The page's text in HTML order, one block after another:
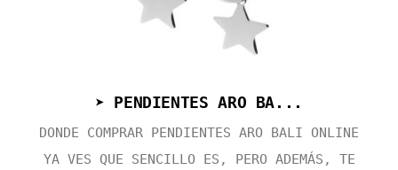
➤ PENDIENTES ARO BA...
DONDE COMPRAR PENDIENTES ARO BALI ONLINE
YA VES QUE SENCILLO ES, PERO ADEMÁS, TE